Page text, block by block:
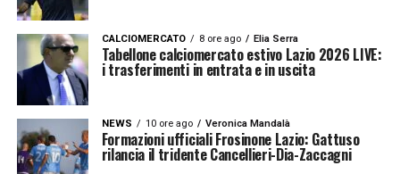
CALCIOMERCATO 8 ore ago Elia Serra
Tabellone calciomercato estivo Lazio 2026 LIVE:
i trasferimenti in entrata e in uscita
NEWS 10 ore ago Veronica Mandalà
Formazioni ufficiali Frosinone Lazio: Gattuso
rilancia il tridente Cancellieri-Dia-Zaccagni